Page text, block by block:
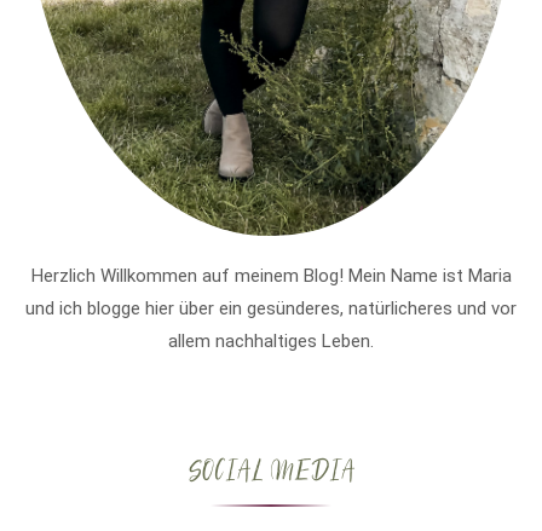
Herzlich Willkommen auf meinem Blog! Mein Name ist Maria
und ich blogge hier über ein gesünderes, natürlicheres und vor
allem nachhaltiges Leben.
SOCIAL MEDIA